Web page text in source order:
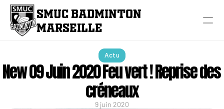
SMUC BADMINTON
MARSEILLE
Actu
New 09 Juin 2020 Feu vert ! Reprise des
créneaux
9 juin 2020